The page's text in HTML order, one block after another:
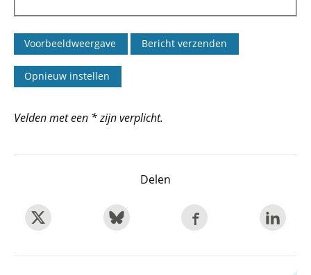
Velden met een * zijn verplicht.
Delen